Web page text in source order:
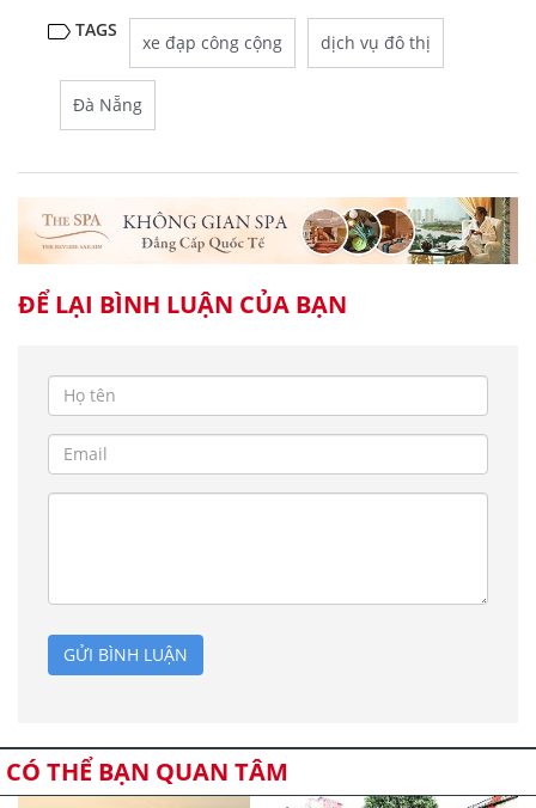
TAGS
xe đạp công cộng dịch vụ đô thị
Đà Nẵng
ĐỂ LẠI BÌNH LUẬN CỦA BẠN
GỬI BÌNH LUẬN
CÓ THỂ BẠN QUAN TÂM